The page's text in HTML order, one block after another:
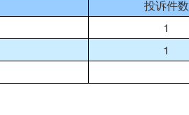
投诉件数
1
1